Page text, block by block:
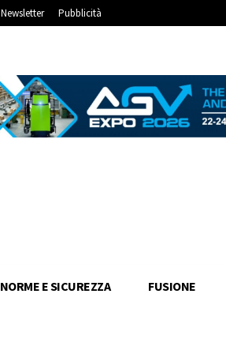
Newsletter Pubblicità
NORME E SICUREZZA FUSIONE